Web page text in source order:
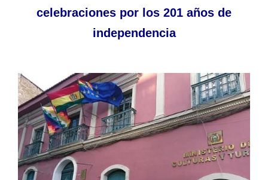
celebraciones por los 201 años de
independencia